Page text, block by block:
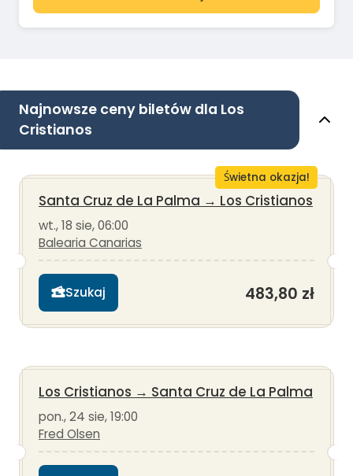
Najnowsze ceny biletów dla Los
Cristianos
Świetna okazja!
Santa Cruz de La Palma → Los Cristianos
wt., 18 sie, 06:00
Balearia Canarias
Szukaj 483,80 zł
Los Cristianos → Santa Cruz de La Palma
pon., 24 sie, 19:00
Fred Olsen